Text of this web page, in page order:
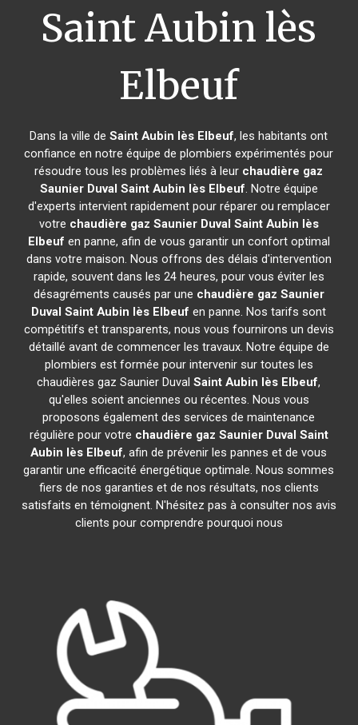
Saint Aubin lès
Elbeuf
Dans la ville deSaint Aubin lès Elbeuf, les habitants ont
confiance en notre équipe de plombiers expérimentés pour
résoudre tous les problèmes liés à leur chaudière gaz
Saunier Duval Saint Aubin lès Elbeuf. Notre équipe
d'experts intervient rapidement pour réparer ou remplacer
votre chaudière gaz Saunier Duval Saint Aubin lès
Elbeuf en panne, afin de vous garantir un confort optimal
dans votre maison. Nous offrons des délais d'intervention
rapide, souvent dans les 24 heures, pour vous éviter les
désagréments causés par une chaudière gaz Saunier
Duval Saint Aubin lès Elbeuf en panne. Nos tarifs sont
compétitifs et transparents, nous vous fournirons un devis
détaillé avant de commencer les travaux. Notre équipe de
plombiers est formée pour intervenir sur toutes les
chaudières gaz Saunier DuvalSaint Aubin lès Elbeuf,
qu'elles soient anciennes ou récentes. Nous vous
proposons également des services de maintenance
régulière pour votre chaudière gaz Saunier Duval Saint
Aubin lès Elbeuf, afin de prévenir les pannes et de vous
garantir une efficacité énergétique optimale. Nous sommes
fiers de nos garanties et de nos résultats, nos clients
satisfaits en témoignent. N'hésitez pas à consulter nos avis
clients pour comprendre pourquoi nous